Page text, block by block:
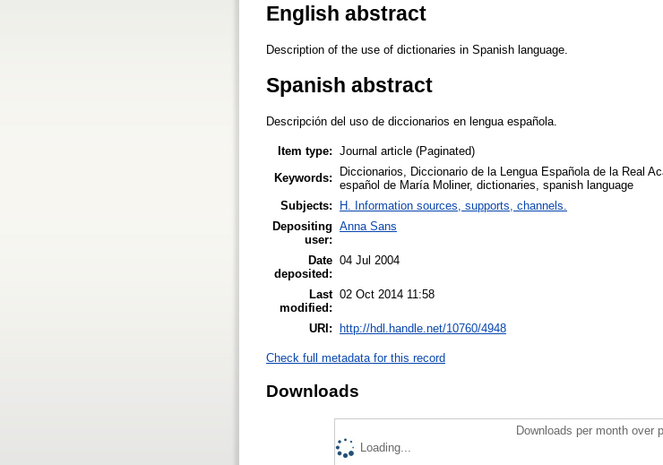
English abstract
Description of the use of dictionaries in Spanish language.
Spanish abstract
Descripción del uso de diccionarios en lengua española.
Item type: Journal article (Paginated)
Keywords:
Diccionarios, Diccionario de la Lengua Española de la Real
español de María Moliner, dictionaries, spanish language
Subjects:
H. Information sources, supports, channels.
Depositing
user:
Anna Sans
Date
deposited:
04 Jul 2004
Last
modified:
02 Oct 2014 11:58
URI: http://hdl.handle.net/10760/4948
Check full metadata for this record
Downloads
Downloads per month over
Loading...